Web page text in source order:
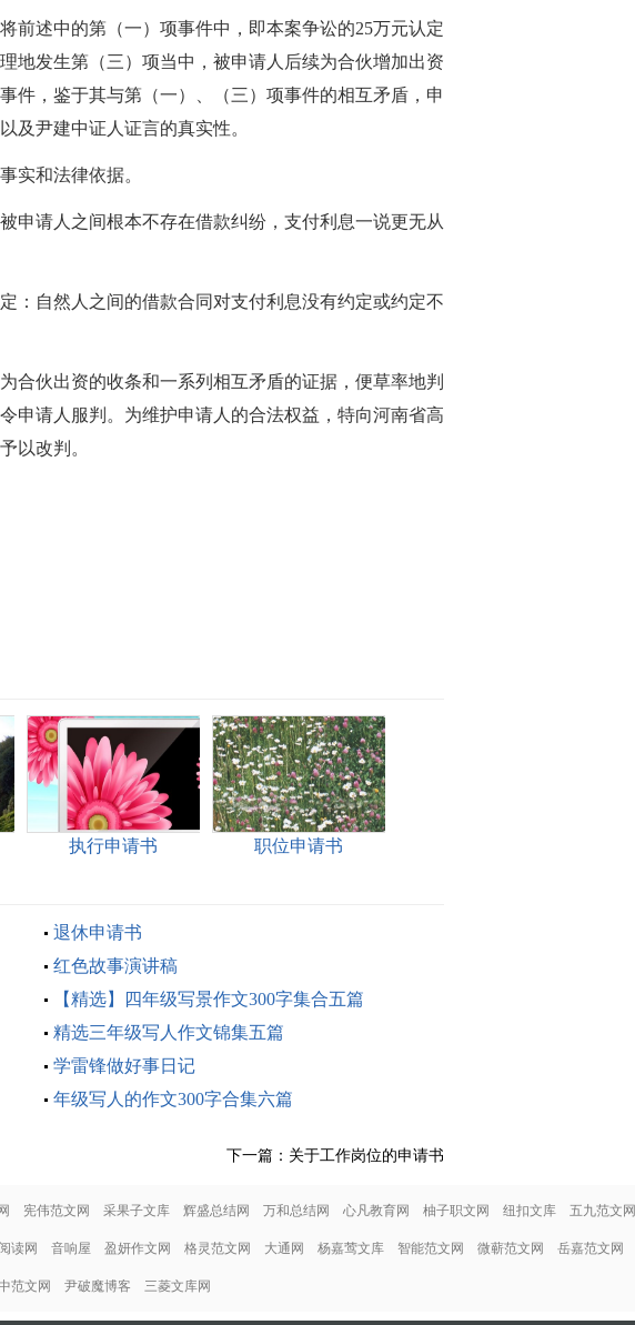
前述中的第（一）项事件中，即本案争讼的25万元认定
地发生第（三）项当中，被申请人后续为合伙增加出资
件，鉴于其与第（一）、（三）项事件的相互矛盾，申
及尹建中证人证言的真实性。
实和法律依据。
申请人之间根本不存在借款纠纷，支付利息一说更无从
：自然人之间的借款合同对支付利息没有约定或约定不
合伙出资的收条和一系列相互矛盾的证据，便草率地判
申请人服判。为维护申请人的合法权益，特向河南省高
以改判。
执行申请书 职位申请书
退休申请书
红色故事演讲稿
【精选】四年级写景作文300字集合五篇
精选三年级写人作文锦集五篇
学雷锋做好事日记
年级写人的作文300字合集六篇
下一篇： 关于工作岗位的申请书
宪伟范文网 采果子文库 辉盛总结网 万和总结网 心凡教育网 柚子职文网 纽扣文库 五九范文网
读网 音响屋 盈妍作文网 格灵范文网 大通网 杨嘉莺文库 智能范文网 微蕲范文网 岳嘉范文网
范文网 尹破魔博客 三菱文库网